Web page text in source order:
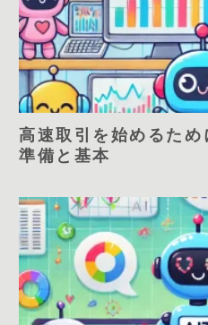
高速取引を始めるため
準備と基本